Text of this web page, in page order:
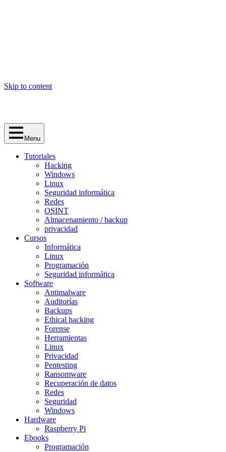
Skip to content
Menu
Tutoriales
Hacking
Windows
Linux
Seguridad informática
Redes
OSINT
Almacenamiento / backup
privacidad
Cursos
Informática
Linux
Programación
Seguridad informática
Software
Antimalware
Auditorías
Backups
Ethical hacking
Forense
Herramientas
Linux
Privacidad
Pentesting
Ransomware
Recuperación de datos
Redes
Seguridad
Windows
Hardware
Raspberry Pi
Ebooks
Programación